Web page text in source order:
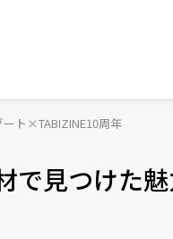
ト×TABIZINE10周年
で見つけた